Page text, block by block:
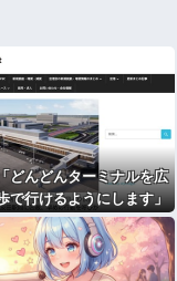
どんどんターミナルを広
で行けるようにします」
で1キロ歩かせるもよう